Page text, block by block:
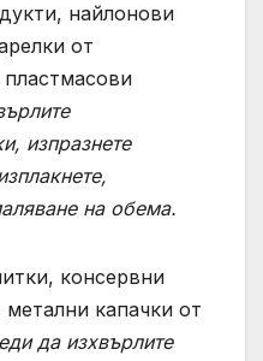
найлонови
от
изпразнете
на обема.
консервни
капачки от
да изхвърлите